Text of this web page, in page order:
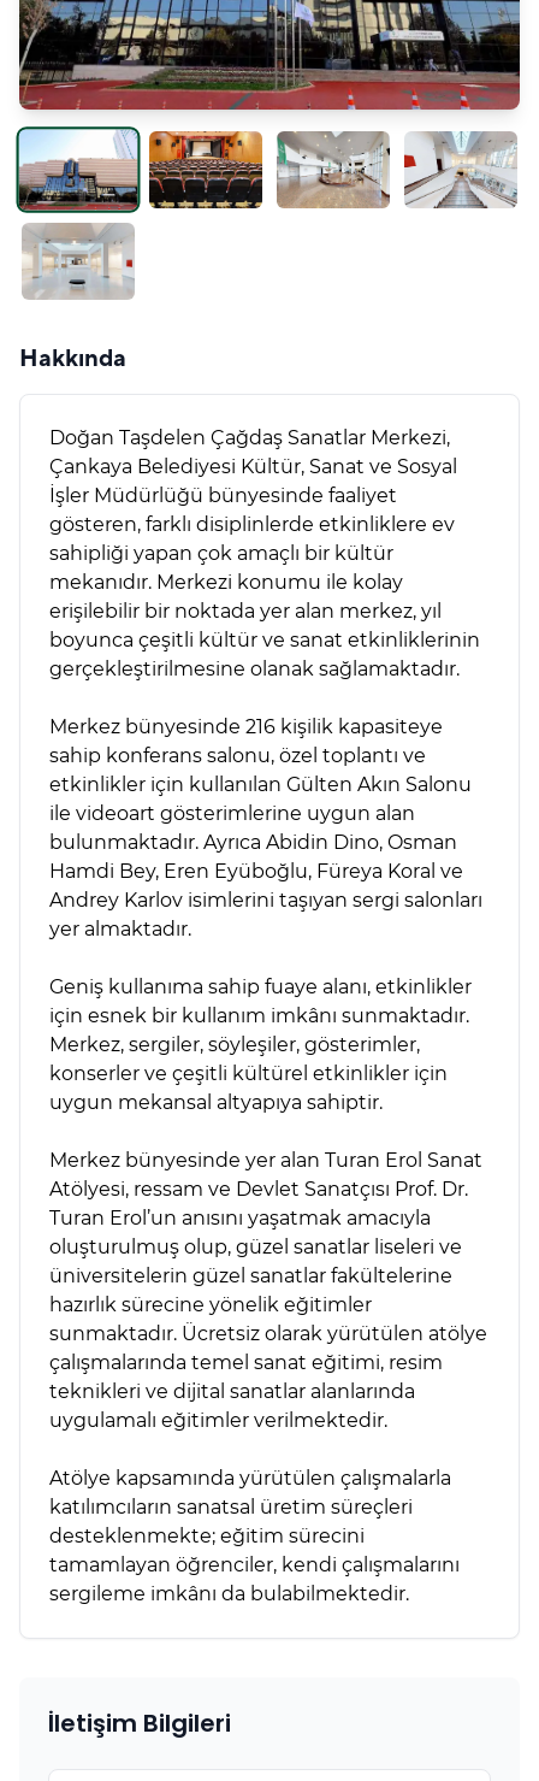
Hakkında
Doğan Taşdelen Çağdaş Sanatlar Merkezi,
Çankaya Belediyesi Kültür, Sanat ve Sosyal
İşler Müdürlüğü bünyesinde faaliyet
gösteren, farklı disiplinlerde etkinliklere ev
sahipliği yapan çok amaçlı bir kültür
mekanıdır. Merkezi konumu ile kolay
erişilebilir bir noktada yer alan merkez, yıl
boyunca çeşitli kültür ve sanat etkinliklerinin
gerçekleştirilmesine olanak sağlamaktadır.
Merkez bünyesinde 216 kişilik kapasiteye
sahip konferans salonu, özel toplantı ve
etkinlikler için kullanılan Gülten Akın Salonu
ile videoart gösterimlerine uygun alan
bulunmaktadır. Ayrıca Abidin Dino, Osman
Hamdi Bey, Eren Eyüboğlu, Füreya Koral ve
Andrey Karlov isimlerini taşıyan sergi salonları
yer almaktadır.
Geniş kullanıma sahip fuaye alanı, etkinlikler
için esnek bir kullanım imkânı sunmaktadır.
Merkez, sergiler, söyleşiler, gösterimler,
konserler ve çeşitli kültürel etkinlikler için
uygun mekansal altyapıya sahiptir.
Merkez bünyesinde yer alan Turan Erol Sanat
Atölyesi, ressam ve Devlet Sanatçısı Prof. Dr.
Turan Erol’un anısını yaşatmak amacıyla
oluşturulmuş olup, güzel sanatlar liseleri ve
üniversitelerin güzel sanatlar fakültelerine
hazırlık sürecine yönelik eğitimler
sunmaktadır. Ücretsiz olarak yürütülen atölye
çalışmalarında temel sanat eğitimi, resim
teknikleri ve dijital sanatlar alanlarında
uygulamalı eğitimler verilmektedir.
Atölye kapsamında yürütülen çalışmalarla
katılımcıların sanatsal üretim süreçleri
desteklenmekte; eğitim sürecini
tamamlayan öğrenciler, kendi çalışmalarını
sergileme imkânı da bulabilmektedir.
İletişim Bilgileri